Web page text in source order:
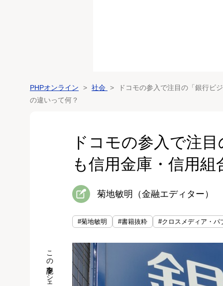
PHPオンライン 社会
ドコモの参入で注目の「銀行ビ
の違いって何？
ドコモの参入で注
も信用金庫・信用
菊地敏明（金融エディター）
#菊地敏明 #書籍抜粋 #クロスメディア・パ
この記事をシェア